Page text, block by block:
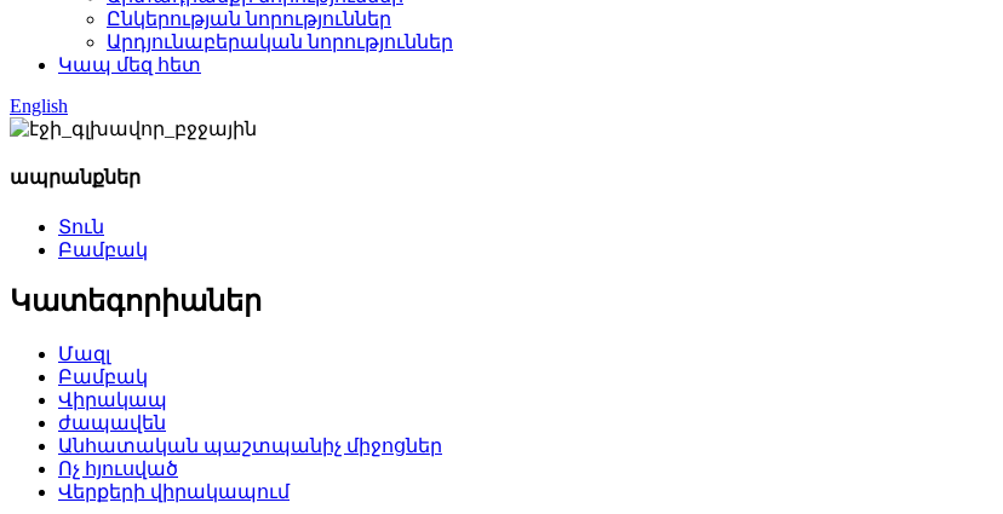
Ընկերության նորություններ
Արդյունաբերական նորություններ
Կապ մեզ հետ
English
ապրանքներ
Տուն
Բամբակ
Կատեգորիաներ
Մազլ
Բամբակ
Վիրակապ
ժապավեն
Անհատական պաշտպանիչ միջոցներ
Ոչ հյուսված
Վերքերի վիրակապում